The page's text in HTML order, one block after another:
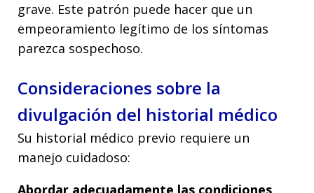
grave. Este patrón puede hacer que un
empeoramiento legítimo de los síntomas
parezca sospechoso.
Consideraciones sobre la
divulgación del historial médico
Su historial médico previo requiere un
manejo cuidadoso:
Abordar adecuadamente las condiciones